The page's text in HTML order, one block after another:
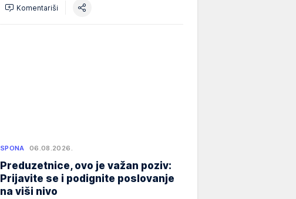
Komentariši
SPONA 06.08.2026.
Preduzetnice, ovo je važan poziv:
Prijavite se i podignite poslovanje
na viši nivo